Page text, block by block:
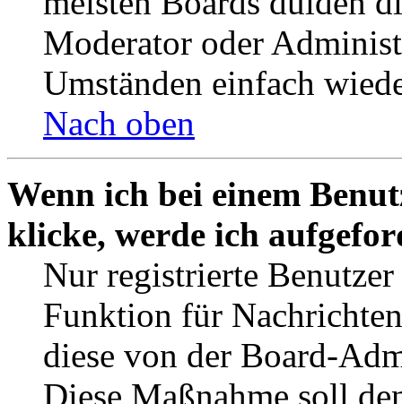
Moderator oder
Umständen einfach
Nach oben
Wenn ich bei einem
klicke, werde ich
Nur registrierte
Funktion für
diese von der Board-
Diese Maßnahme soll